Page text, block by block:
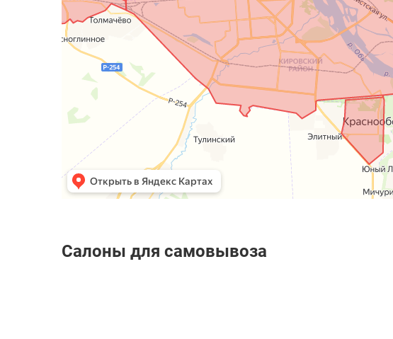
Салоны для самовывоза